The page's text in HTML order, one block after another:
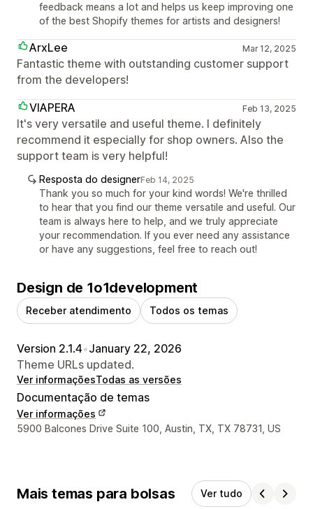
feedback means a lot and helps us keep improving one
of the best Shopify themes for artists and designers!
ArxLee Mar 12, 2025
Fantastic theme with outstanding customer support
from the developers!
VIAPERA
Feb 13, 2025
It's very versatile and useful theme. I definitely
recommend it especially for shop owners. Also the
support team is very helpful!
Resposta do designerFeb 14, 2025
Thank you so much for your kind words! We're thrilled
to hear that you find our theme versatile and useful. Our
team is always here to help, and we truly appreciate
your recommendation. If you ever need any assistance
or have any suggestions, feel free to reach out!
Design de 1o1development
Receber atendimento Todos os temas
Version 2.1.4•January 22, 2026
Theme URLs updated.
Ver informaçõesTodas as versões
Documentação de temas
Ver informações
Informações de contato do designer
5900 Balcones Drive Suite 100, Austin, TX, TX 78731, US
Mais temas para bolsas Ver tudo